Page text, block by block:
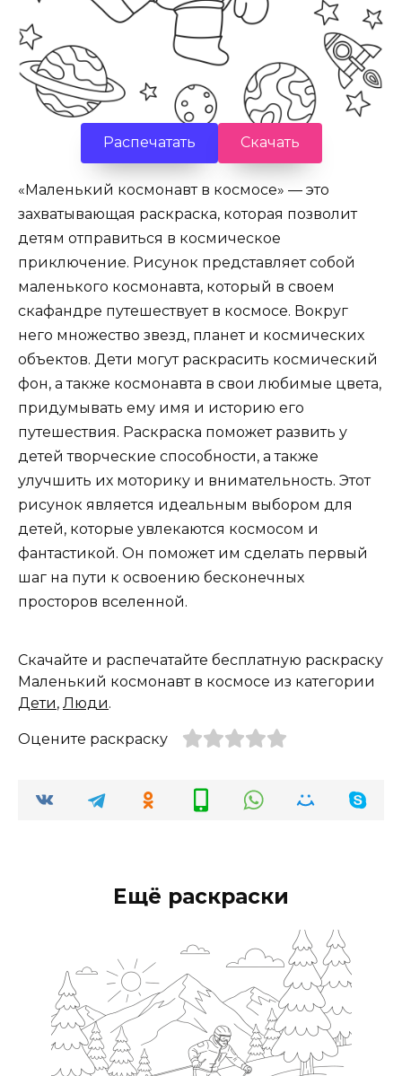
Распечатать Скачать
«Маленький космонавт в космосе» — это
захватывающая раскраска, которая позволит
детям отправиться в космическое
приключение. Рисунок представляет собой
маленького космонавта, который в своем
скафандре путешествует в космосе. Вокруг
него множество звезд, планет и космических
объектов. Дети могут раскрасить космический
фон, а также космонавта в свои любимые цвета,
придумывать ему имя и историю его
путешествия. Раскраска поможет развить у
детей творческие способности, а также
улучшить их моторику и внимательность. Этот
рисунок является идеальным выбором для
детей, которые увлекаются космосом и
фантастикой. Он поможет им сделать первый
шаг на пути к освоению бесконечных
просторов вселенной.
Скачайте и распечатайте бесплатную раскраску
Маленький космонавт в космосе из категории
Дети, Люди.
Оцените раскраску
Ещё раскраски